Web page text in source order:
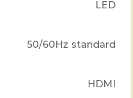
LED
50/60 Hz standard
HDMI